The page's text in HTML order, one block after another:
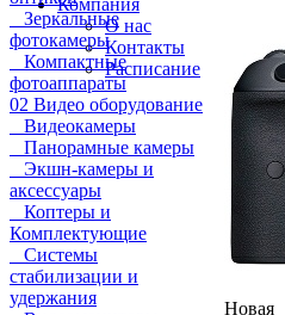
Компания
О нас
Контакты
Расписание
Зеркальные
фотокамеры
Компактные
фотоаппараты
02 Видео оборудование
Видеокамеры
Панорамные камеры
Экшн-камеры и
аксессуары
Коптеры и
Комплектующие
Системы
стабилизации и
удержания